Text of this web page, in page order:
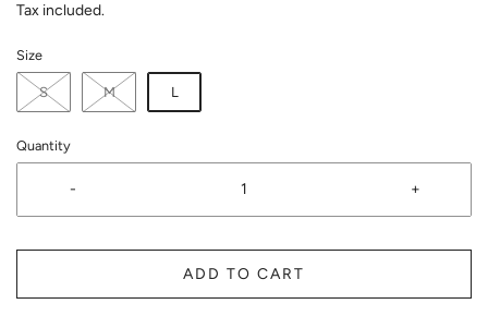
Tax included.
Size
S M L
Quantity
- +
ADD TO CART